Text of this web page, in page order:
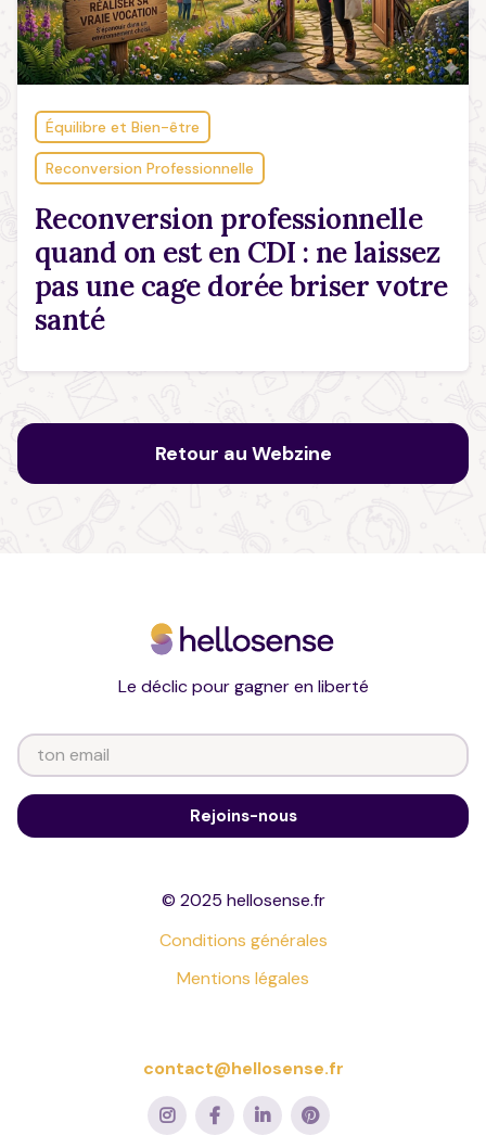
Équilibre et Bien-être
Reconversion Professionnelle
Reconversion professionnelle
quand on est en CDI : ne laissez
pas une cage dorée briser votre
santé
Retour au Webzine
© 2025 hellosense.fr
Conditions générales
Mentions légales
Le déclic pour gagner en liberté
contact@hellosense.fr
   